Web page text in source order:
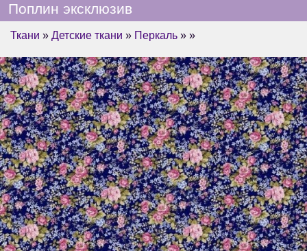
Поплин эксклюзив
Ткани » Детские ткани » Перкаль » »